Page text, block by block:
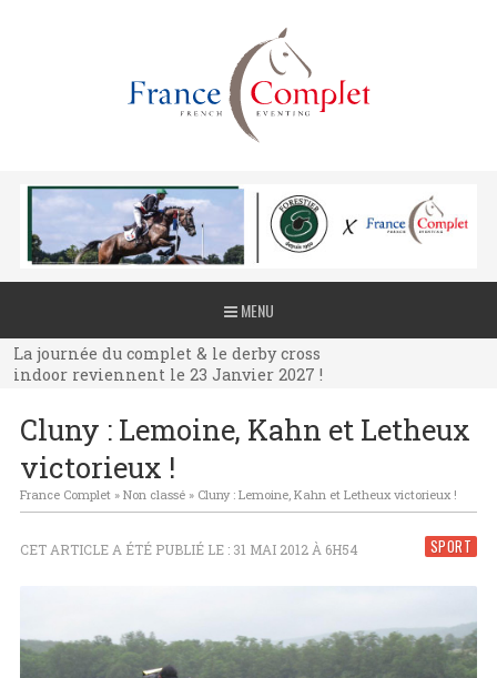
MENU
La journée du complet & le derby cross
indoor reviennent le 23 Janvier 2027 !
La journée du complet & le derby cross
indoor reviennent le 23 Janvier 2027 !
indoor reviennent le 23 Janvier 2027 !
Cluny : Lemoine, Kahn et Letheux
victorieux !
France Complet» Non classé» Cluny : Lemoine, Kahn et Letheux victorieux !
SPORT
CET ARTICLE A ÉTÉ PUBLIÉ LE : 31 MAI 2012 À 6H54